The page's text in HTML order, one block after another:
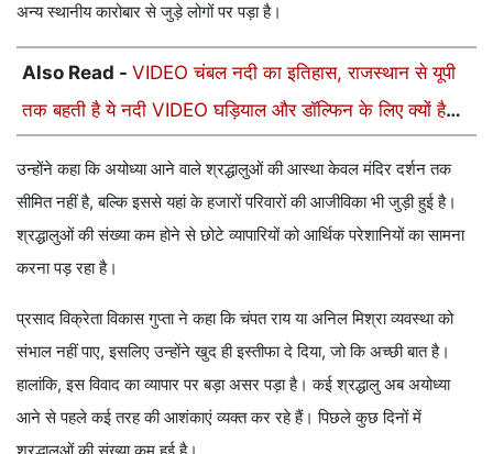
अन्य स्थानीय कारोबार से जुड़े लोगों पर पड़ा है।
Also Read - VIDEO चंबल नदी का इतिहास, राजस्थान से यूपी
तक बहती है ये नदी VIDEO घड़ियाल और डॉल्फिन के लिए क्यों है
उन्होंने कहा कि अयोध्या आने वाले श्रद्धालुओं की आस्था केवल मंदिर दर्शन तक
सीमित नहीं है, बल्कि इससे यहां के हजारों परिवारों की आजीविका भी जुड़ी हुई है।
श्रद्धालुओं की संख्या कम होने से छोटे व्यापारियों को आर्थिक परेशानियों का सामना
करना पड़ रहा है।
प्रसाद विक्रेता विकास गुप्ता ने कहा कि चंपत राय या अनिल मिश्रा व्यवस्था को
संभाल नहीं पाए, इसलिए उन्होंने खुद ही इस्तीफा दे दिया, जो कि अच्छी बात है।
हालांकि, इस विवाद का व्यापार पर बड़ा असर पड़ा है। कई श्रद्धालु अब अयोध्या
आने से पहले कई तरह की आशंकाएं व्यक्त कर रहे हैं। पिछले कुछ दिनों में